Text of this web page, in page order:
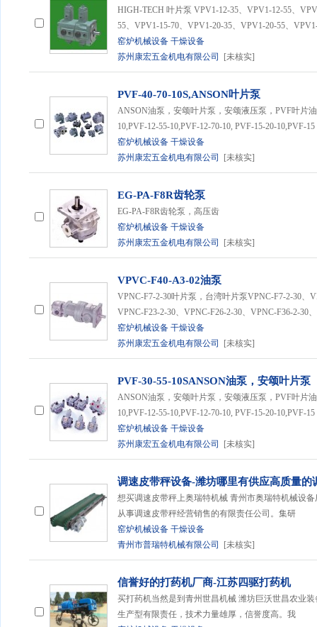
HIGH-TECH 叶片泵 VPV1-12-35、VPV1-12-55、
55、VPV1-15-70、VPV1-20-35、VPV1-20-55、
窑炉机械设备 干燥设备
苏州康宏五金机电有限公司
[未核实]
PVF-40-70-10S,ANSON叶片泵
ANSON油泵，安颂叶片泵，安颂液压泵，PVF叶片
10,PVF-12-55-10,PVF-12-70-10, PVF-15-20-10,PVF-15
窑炉机械设备 干燥设备
苏州康宏五金机电有限公司
[未核实]
EG-PA-F8R齿轮泵
EG-PA-F8R齿轮泵，高压齿
窑炉机械设备 干燥设备
苏州康宏五金机电有限公司
[未核实]
VPVC-F40-A3-02油泵
VPNC-F7-2-30叶片泵，台湾叶片泵VPNC-F7-2-30、
VPNC-F23-2-30、VPNC-F26-2-30、VPNC-F36-2-30、
窑炉机械设备 干燥设备
苏州康宏五金机电有限公司
[未核实]
PVF-30-55-10SANSON油泵，安颂叶片泵
ANSON油泵，安颂叶片泵，安颂液压泵，PVF叶片
10,PVF-12-55-10,PVF-12-70-10, PVF-15-20-10,PVF-15
窑炉机械设备 干燥设备
苏州康宏五金机电有限公司
[未核实]
调速皮带秤设备-潍坊哪里有供应高质量的
想买调速皮带秤上奥瑞特机械 青州市奥瑞特机械设
从事调速皮带秤经营销售的有限责任公司。集研
窑炉机械设备 干燥设备
青州市普瑞特机械有限公司
[未核实]
信誉好的打药机厂商-江苏四驱打药机
买打药机当然是到青州世昌机械 潍坊巨沃世昌农业
生产型有限责任，技术力量雄厚，信誉度高。我